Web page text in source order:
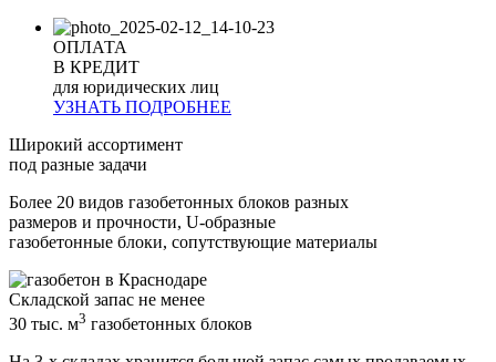
ОПЛАТА
В КРЕДИТ
для юридических лиц
УЗНАТЬ ПОДРОБНЕЕ
Широкий ассортимент
под разные задачи
Более 20 видов газобетонных блоков разных
размеров и прочности, U-образные
газобетонные блоки, сопутствующие материалы
Складской запас не менее
30 тыс. м3 газобетонных блоков